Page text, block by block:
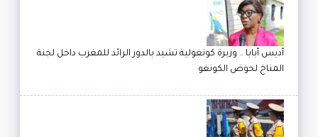
أديس أبابا .. وزيرة كونغولية تشيد بالدور الرائد للمغرب داخل لجنة
المناخ لحوض الكونغو